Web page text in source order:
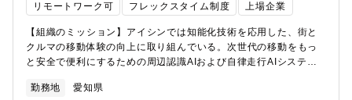
リモートワーク可 フレックスタイム制度 上場企業
【組織のミッション】アイシンでは知能化技術を応用した、街と
クルマの移動体験の向上に取り組んでいる。次世代の移動をもっ
と安全で便利にするための周辺認識AIおよび自律走行AIシステム
代の周辺監視AIおよび自律走行AIシステム開発技術を構築しま
勤務地 愛知県